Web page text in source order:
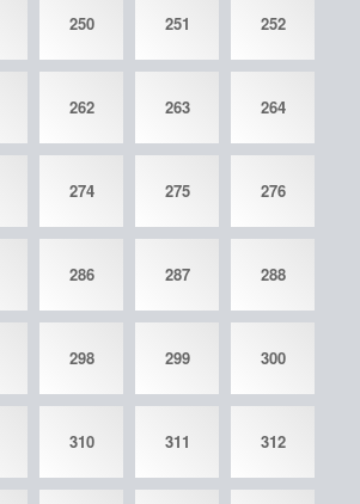
250 251 252
262 263 264
274 275 276
286 287 288
298 299 300
310 311 312